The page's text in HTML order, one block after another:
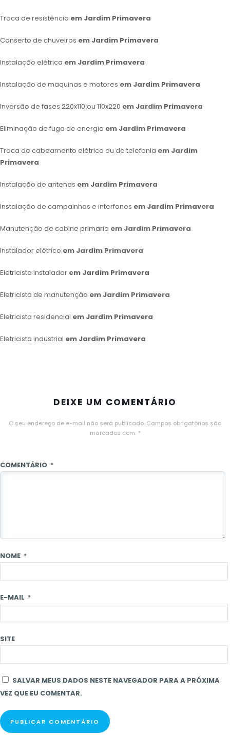
Troca de resistência em Jardim Primavera
Conserto de chuveiros em Jardim Primavera
Instalação elétrica em Jardim Primavera
Instalação de maquinas e motores em Jardim Primavera
Inversão de fases 220x110 ou 110x220 em Jardim Primavera
Eliminação de fuga de energia em Jardim Primavera
Troca de cabeamento elétrico ou de telefonia em Jardim
Primavera
Instalação de antenas em Jardim Primavera
Instalação de campainhas e interfones em Jardim Primavera
Manutenção de cabine primaria em Jardim Primavera
Instalador elétrico em Jardim Primavera
Eletricista instalador em Jardim Primavera
Eletricista de manutenção em Jardim Primavera
Eletricista residencial em Jardim Primavera
Eletricista industrial em Jardim Primavera
DEIXE UM COMENTÁRIO
O seu endereço de e-mail não será publicado. Campos obrigatórios são
marcados com *
COMENTÁRIO *
NOME *
E-MAIL *
SITE
SALVAR MEUS DADOS NESTE NAVEGADOR PARA A PRÓXIMA
VEZ QUE EU COMENTAR.